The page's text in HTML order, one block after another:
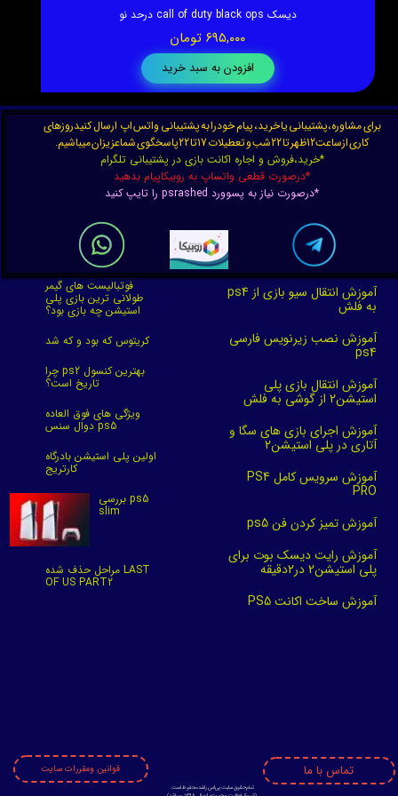
دیسک call of duty black ops درحد نو
۶۹۵,۰۰۰ تومان
افزودن به سبد خرید
تمام حقوق سایت پی اس راشد محفوظ است.
تماس با ما قوانین ومقررات سایت
آموزش انتقال سیو بازی از ps4
به فلش
آموزش نصب زیرنویس فارسی
ps4
آموزش انتقال بازی پلی
استیشن2 از گوشی به فلش
آموزش اجرای بازی های سگا و
آتاری در پلی استیشن2
آموزش سرویس کامل PS4
PRO
آموزش تمیز کردن فن ps5
آموزش رایت دیسک بوت برای
پلی استیشن2 در2دقیقه
آموزش ساخت اکانت PS5
برای مشاوره،پشتیبانی یا خرید، پیام خودرا به پشتیبانی واتس اپ ارسال کنیدروزهای
کاری ازساعت12ظهر تا 22شب و تعطیلات 17تا 22پاسخگوی شماعزیزان میباشیم.
*خرید،فروش و اجاره اکانت بازی در پشتیبانی تلگرام
*درصورت قطعی واتساپ به روبیکاپیام بدهید
*درصورت نیاز به پسوورد psrashed را تایپ کنید
فوتبالیست های گیمر
طولانی ترین بازی پلی
استیشن چه بازی بود؟
کریتوس که بود و که شد
چرا ps2 بهترین کنسول
تاریخ است؟
ویژگی های فوق العاده
دوال سنس ps5
اولین پلی استیشن بادرگاه
کارتریج
بررسی ps5
slim
مراحل حذف شده LAST
OF US PART2